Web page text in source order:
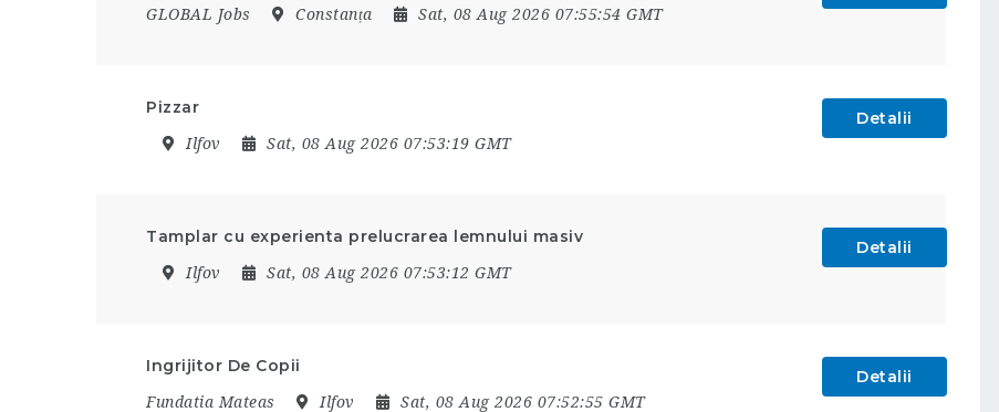
GLOBAL Jobs Constanța Sat, 08 Aug 2026 07:55:54 GMT
Pizzar
Ilfov Sat, 08 Aug 2026 07:53:19 GMT
Detalii
Tamplar cu experienta prelucrarea lemnului masiv
Ilfov Sat, 08 Aug 2026 07:53:12 GMT
Detalii
Ingrijitor De Copii
Fundatia Mateas Ilfov Sat, 08 Aug 2026 07:52:55 GMT
Detalii